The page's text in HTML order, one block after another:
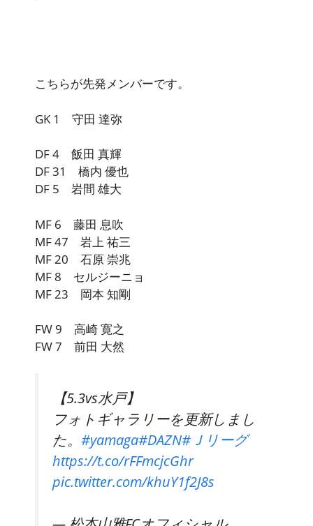
こちらが先発メンバーです。
GK 1 守田 達弥
DF 4 飯田 真輝
DF 31 橋内 優也
DF 5 岩間 雄大
MF 6 藤田 息吹
MF 47 岩上 祐三
MF 20 石原 崇兆
MF 8 セルジーニョ
MF 23 岡本 知剛
FW 9 高崎 寛之
FW 7 前田 大然
【5.3vs水戸】
フォトギャラリーを更新しまし
た。 #yamaga#DAZN#Ｊリーグ
https://t.co/rFFmcjcGhr
pic.twitter.com/khuY1f2J8s